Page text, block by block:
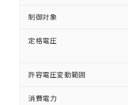
制御対象
定格電圧
許容電圧変動範囲
消費電力